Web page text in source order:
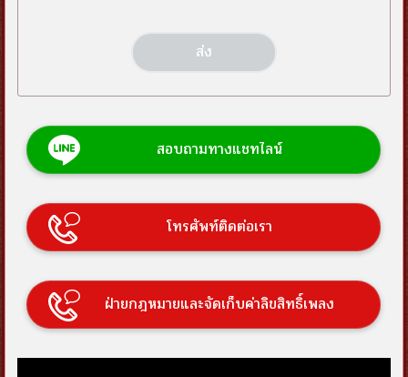
สอบถามทางแชทไลน์
โทรศัพท์ติดต่อเรา
ฝ่ายกฎหมายและจัดเก็บค่าลิขสิทธิ์เพลง